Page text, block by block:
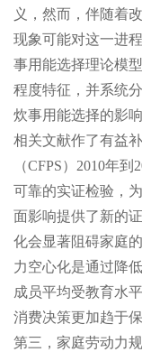
义，然而，伴随着
现象可能对这一进
事用能选择理论模
程度特征，并系统
炊事用能选择的影
相关文献作了有益
（CFPS）2010年
可靠的实证检验，
面影响提供了新的
化会显著阻碍家庭
力空心化是通过降
成员平均受教育水
消费决策更加趋于
第三，家庭劳动力